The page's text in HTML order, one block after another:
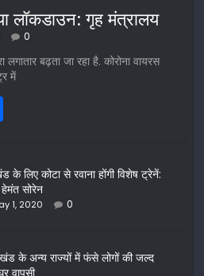
लॉकडाउन: गृह मंत्रालय
0
बढ़ता जा रहा है. कोरोना वायरस
में
ar
e
के लिए कोटा से रवाना होंगी विशेष ट्रेनें:
हेमंत सोरेन
1, 2020 0
के अन्य राज्यों में फंसे लोगों की जल्द
वापसी